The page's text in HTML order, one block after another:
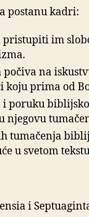
postanu kadri:
pristupiti im
na
koju prima od
poruku
njegovu
tumačenja
u svetom
i